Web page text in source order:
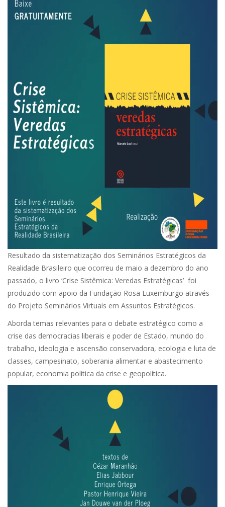
Resultado da sistematização dos Seminários Estratégicos da
Realidade Brasileiro que ocorreu de maio a dezembro do ano
passado, o livro ‘Crise Sistêmica: Veredas Estratégicas’ foi
produzido com apoio da Fundação Rosa Luxemburgo através
do Projeto Seminários Virtuais em Assuntos Estratégicos.
Aborda temas relevantes para o debate estratégico como a
crise das democracias liberais e poder de Estado, mundo do
trabalho, ideologia e ascensão conservadora, ecologia e luta de
classes, campesinato, soberania alimentar e abastecimento
popular, economia política da crise e geopolítica.